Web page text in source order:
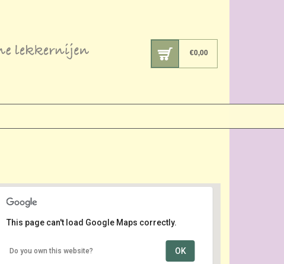
€0,00
Beatrixpark
This page can't load Google Maps correctly.
Do you own this website? OK